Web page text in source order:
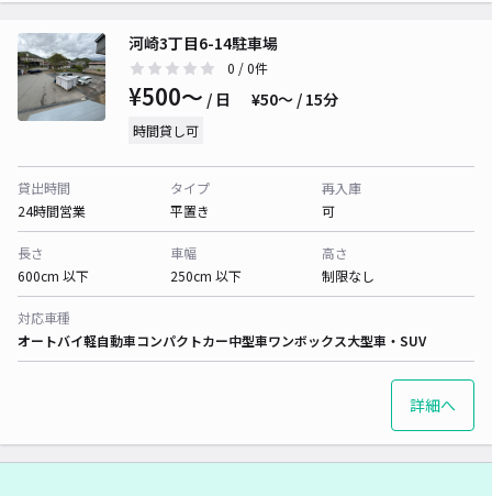
河崎3丁目6-14駐車場
0 / 0件
¥500〜 / 日 ¥50〜 / 15分
時間貸し可
貸出時間
24時間営業
タイプ
平置き
再入庫
可
長さ
600cm 以下
車幅
250cm 以下
高さ
制限なし
対応車種
オートバイ軽自動車コンパクトカー中型車ワンボックス大型車・SUV
詳細へ